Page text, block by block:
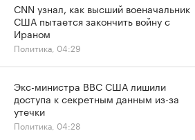
CNN узнал, как высший военачальник
США пытается закончить войну с
Ираном
Политика, 04:29
Экс-министра ВВС США лишили
доступа к секретным данным из-за
утечки
Политика, 04:28